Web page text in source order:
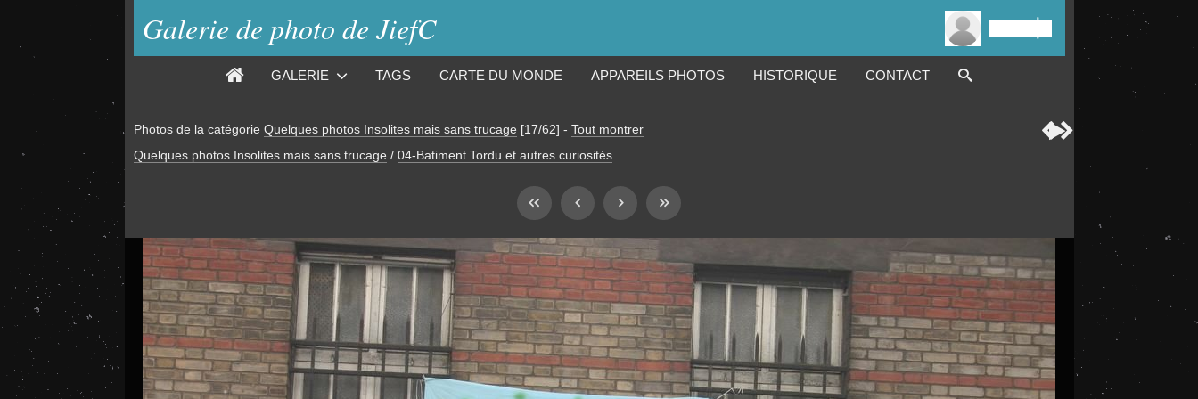
Galerie de photo de JiefC
GALERIE TAGS CARTE DU MONDE APPAREILS PHOTOS HISTORIQUE CONTACT
Photos de la catégorie Quelques photos Insolites mais sans trucage [17/62] - Tout montrer
Quelques photos Insolites mais sans trucage / 04-Batiment Tordu et autres curiosités
